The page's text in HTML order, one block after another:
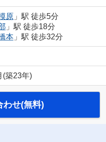
原」駅 徒歩5分
」駅 徒歩18分
本」駅 徒歩32分
(築23年)
わせ(無料)